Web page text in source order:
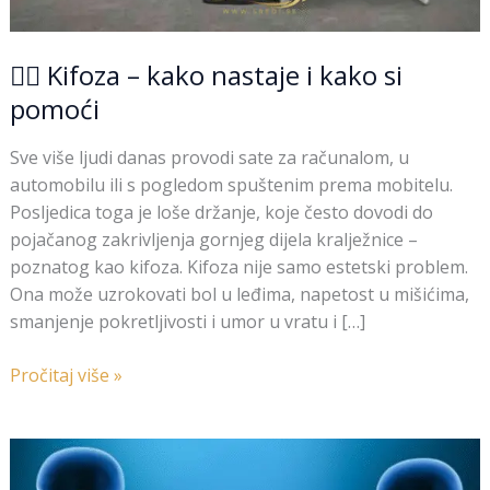
🧘‍♀️ Kifoza – kako nastaje i kako si
pomoći
Sve više ljudi danas provodi sate za računalom, u
automobilu ili s pogledom spuštenim prema mobitelu.
Posljedica toga je loše držanje, koje često dovodi do
pojačanog zakrivljenja gornjeg dijela kralježnice –
poznatog kao kifoza. Kifoza nije samo estetski problem.
Ona može uzrokovati bol u leđima, napetost u mišićima,
smanjenje pokretljivosti i umor u vratu i […]
Pročitaj više »
🧘‍♀️Lordoza